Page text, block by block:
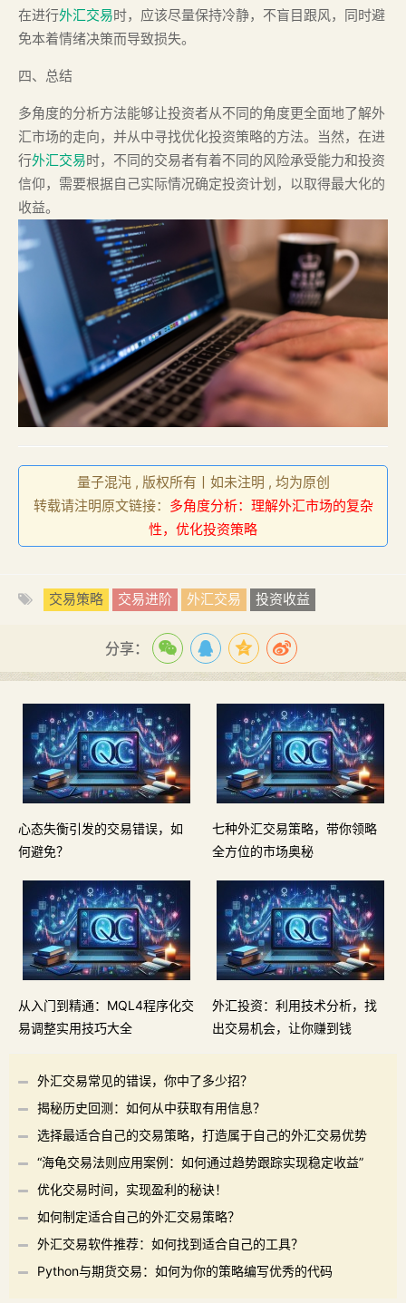
在进行外汇交易时，应该尽量保持冷静，不盲目跟风，同时避
免本着情绪决策而导致损失。
四、总结
多角度的分析方法能够让投资者从不同的角度更全面地了解外
汇市场的走向，并从中寻找优化投资策略的方法。当然，在进
行外汇交易时，不同的交易者有着不同的风险承受能力和投资
信仰，需要根据自己实际情况确定投资计划，以取得最大化的
收益。
量子混沌 , 版权所有丨如未注明 , 均为原创
转载请注明原文链接： 多角度分析：理解外汇市场的复杂
性，优化投资策略
交易策略 交易进阶 外汇交易 投资收益
分享：
心态失衡引发的交易错误，如
何避免？
七种外汇交易策略，带你领略
全方位的市场奥秘
从入门到精通：MQL4程序化交
易调整实用技巧大全
外汇投资：利用技术分析，找
出交易机会，让你赚到钱
外汇交易常见的错误，你中了多少招？
揭秘历史回测：如何从中获取有用信息？
选择最适合自己的交易策略，打造属于自己的外汇交易优势
“海龟交易法则应用案例：如何通过趋势跟踪实现稳定收益”
优化交易时间，实现盈利的秘诀！
如何制定适合自己的外汇交易策略？
外汇交易软件推荐：如何找到适合自己的工具？
Python与期货交易：如何为你的策略编写优秀的代码